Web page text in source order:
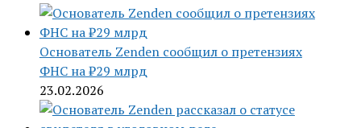
Основатель Zenden сообщил о претензиях
ФНС на ₽29 млрд
23.02.2026